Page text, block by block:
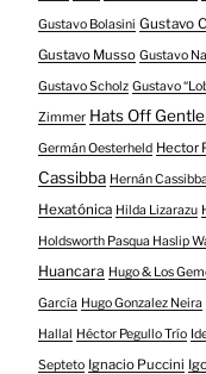
Gustavo Bolasini Gustavo
Gustavo Musso Gustavo
Gustavo Scholz Gustavo
Zimmer Hats Off
Germán Oesterheld Hector
Cassibba Hernán
Hexatónica Hilda Lizarazu
Holdsworth Pasqua Haslip
Huancara Hugo & Los
García Hugo Gonzalez Neira
Hallal Héctor Pegullo Trío
Septeto Ignacio Puccini